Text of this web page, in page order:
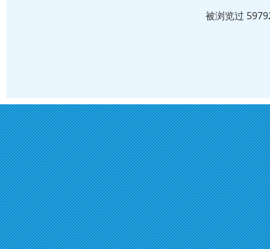
被浏览过